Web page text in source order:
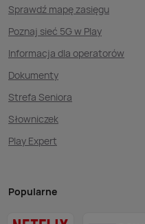
Sprawdź mapę zasięgu
Poznaj sieć 5G w Play
Informacja dla operatorów
Dokumenty
Strefa Seniora
Słowniczek
Play Expert
Popularne